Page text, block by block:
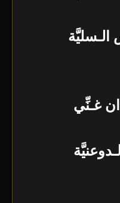
الـسليَّة
غـنِّي